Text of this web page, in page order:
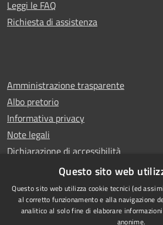
Leggi le FAQ
Richiesta di assistenza
Amministrazione trasparente
Albo pretorio
Informativa privacy
Note legali
Dichiarazione di accessibilità
WhistleblowingQuesto sito web
Questo sito web utilizza cookie tecnici (ed
al corretto funzionamento e alla navigazione
analitico al solo fine di elaborare
anonime.